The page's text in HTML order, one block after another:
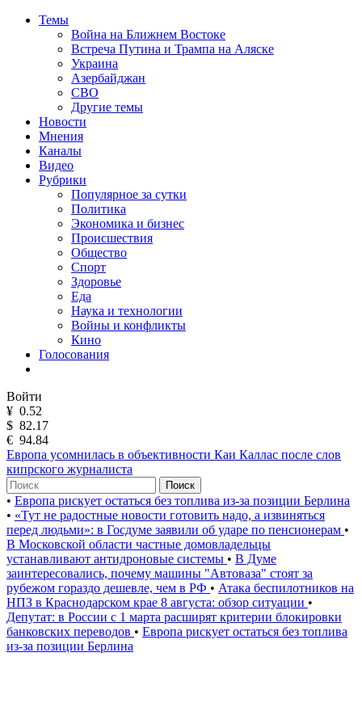
Темы
Война на Ближнем Востоке
Встреча Путина и Трампа на Аляске
Украина
Азербайджан
СВО
Другие темы
Новости
Мнения
Каналы
Видео
Рубрики
Популярное за сутки
Политика
Экономика и бизнес
Происшествия
Общество
Спорт
Здоровье
Еда
Наука и технологии
Войны и конфликты
Кино
Голосования
Войти
¥ 0.52
$ 82.17
€ 94.84
Европа усомнилась в объективности Каи Каллас после слов
кипрского журналиста
Поиск
• Европа рискует остаться без топлива из-за позиции Берлина
• «Тут не радостные новости готовить надо, а извиняться
перед людьми»: в Госдуме заявили об ударе по пенсионерам •
В Московской области частные домовладельцы
устанавливают антидроновые системы • В Думе
заинтересовались, почему машины "Автоваза" стоят за
рубежом гораздо дешевле, чем в РФ • Атака беспилотников на
НПЗ в Краснодарском крае 8 августа: обзор ситуации •
Депутат: в России с 1 марта расширят критерии блокировки
банковских переводов • Европа рискует остаться без топлива
из-за позиции Берлина